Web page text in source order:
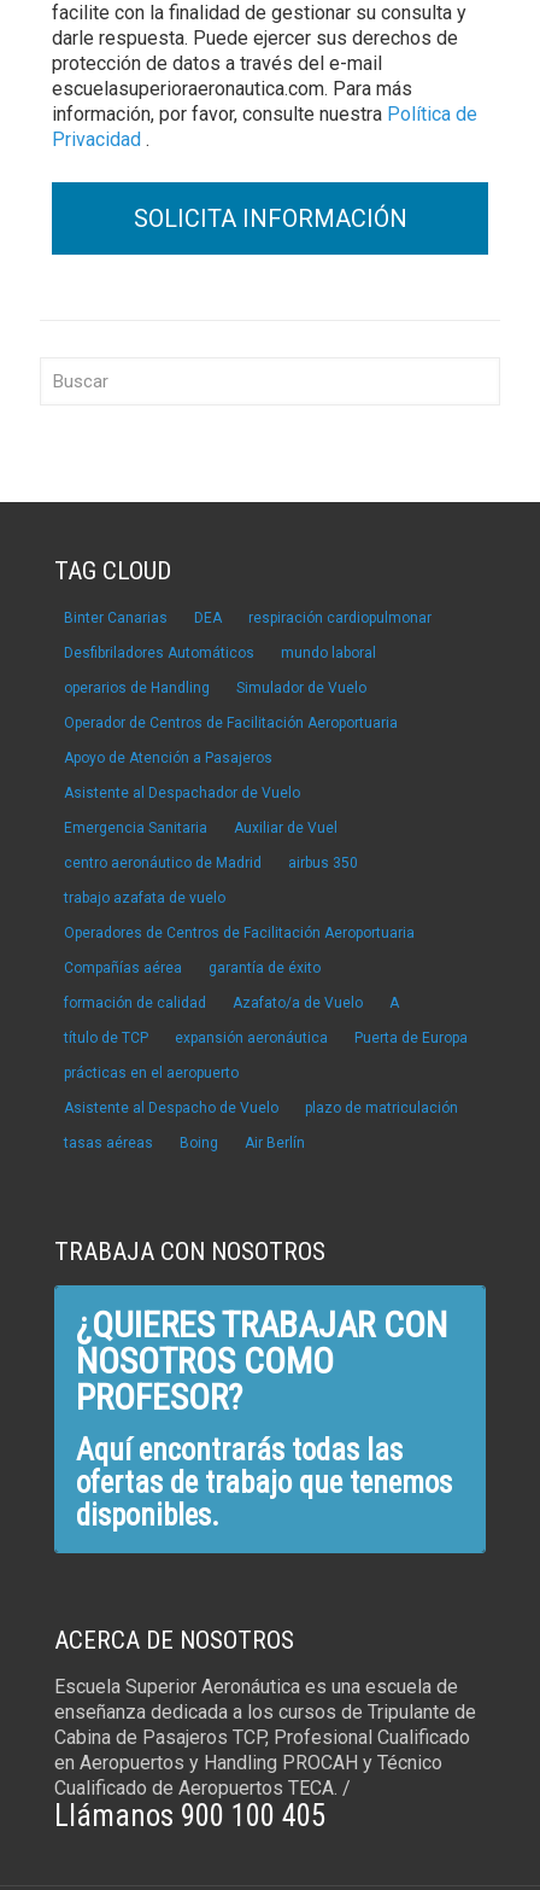
facilite con la finalidad de gestionar su consulta y
darle respuesta. Puede ejercer sus derechos de
protección de datos a través del e-mail
escuelasuperioraeronautica.com. Para más
información, por favor, consulte nuestra Política de
Privacidad .
TAG CLOUD
Binter Canarias DEA respiración cardiopulmonar
Desfibriladores Automáticos mundo laboral
operarios de Handling Simulador de Vuelo
Operador de Centros de Facilitación Aeroportuaria
Apoyo de Atención a Pasajeros
Asistente al Despachador de Vuelo
Emergencia Sanitaria Auxiliar de Vuel
centro aeronáutico de Madrid airbus 350
trabajo azafata de vuelo
Operadores de Centros de Facilitación Aeroportuaria
Compañías aérea garantía de éxito
formación de calidad Azafato/a de Vuelo A
título de TCP expansión aeronáutica Puerta de Europa
prácticas en el aeropuerto
Asistente al Despacho de Vuelo plazo de matriculación
tasas aéreas Boing Air Berlín
TRABAJA CON NOSOTROS
¿QUIERES TRABAJAR CON
NOSOTROS COMO
PROFESOR?
Aquí encontrarás todas las
ofertas de trabajo que tenemos
disponibles.
ACERCA DE NOSOTROS
Escuela Superior Aeronáutica es una escuela de
enseñanza dedicada a los cursos de Tripulante de
Cabina de Pasajeros TCP, Profesional Cualificado
en Aeropuertos y Handling PROCAH y Técnico
Cualificado de Aeropuertos TECA. /
Llámanos 900 100 405